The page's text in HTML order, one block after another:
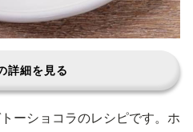
詳細を見る
ーショコラのレシピです。ホ